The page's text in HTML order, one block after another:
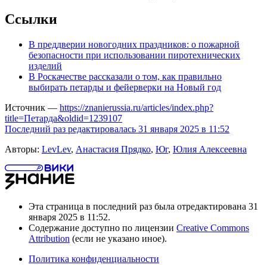
Ссылки
В преддверии новогодних праздников: о пожарной
безопасности при использовании пиротехнических
изделий
В Роскачестве рассказали о том, как правильно
выбирать петарды и фейерверки на Новый год
Источник — https://znanierussia.ru/articles/index.php?
title=Петарда&oldid=1239107
Последний раз редактировалась 31 января 2025 в 11:52
Авторы: LevLev, Анастасия Прядко, Юг, Юлия Алексеевна
Эта страница в последний раз была отредактирована 31
января 2025 в 11:52.
Содержание доступно по лицензии Creative Commons
Attribution (если не указано иное).
Политика конфиденциальности